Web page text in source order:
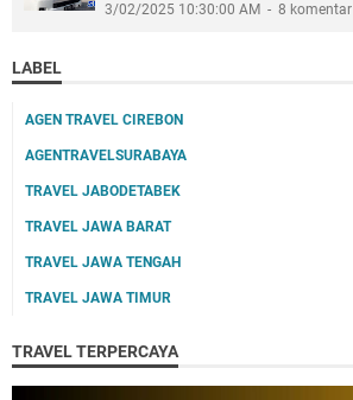
3/02/2025 10:30:00 AM 8 komentar
LABEL
AGEN TRAVEL CIREBON
AGENTRAVELSURABAYA
TRAVEL JABODETABEK
TRAVEL JAWA BARAT
TRAVEL JAWA TENGAH
TRAVEL JAWA TIMUR
TRAVEL TERPERCAYA